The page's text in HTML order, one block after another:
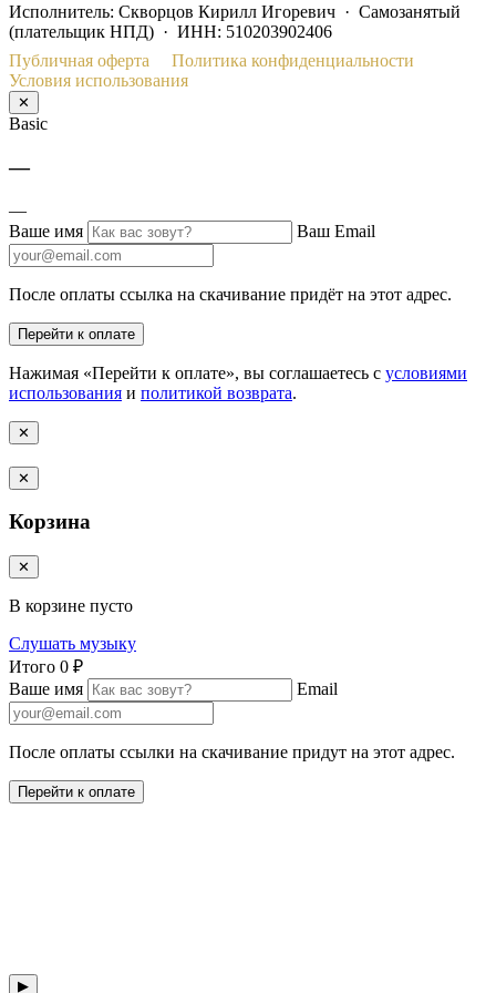
Исполнитель: Скворцов Кирилл Игоревич · Самозанятый
(плательщик НПД) · ИНН: 510203902406
Публичная оферта
Политика конфиденциальности
Условия использования
✕
Basic
—
—
Ваше имя
Ваш Email
После оплаты ссылка на скачивание придёт на этот адрес.
Перейти к оплате
Нажимая «Перейти к оплате», вы соглашаетесь с условиями
использования и политикой возврата.
✕
✕
Корзина
✕
В корзине пусто
Слушать музыку
Итого 0 ₽
Ваше имя
Email
После оплаты ссылки на скачивание придут на этот адрес.
Перейти к оплате
▶